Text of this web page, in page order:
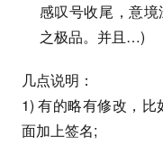
感叹号收尾，意
之极品。并且…)
几点说明：
1) 有的略有修改，比
面加上签名;